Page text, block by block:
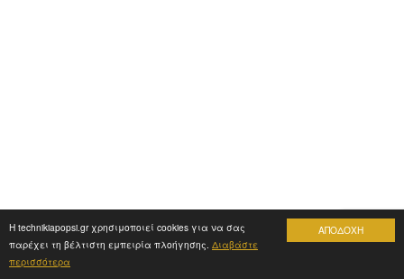
ΑΠΟΔΟΧΗ
Η technikiapopsi.gr χρησιμοποιεί cookies για να σας
παρέχει τη βέλτιστη εμπειρία πλοήγησης. Διαβάστε
περισσότερα